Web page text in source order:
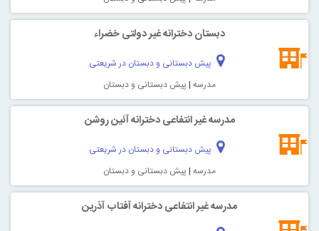
دبستان دخترانه غیر دولتی خضراء
پیش دبستانی و دبستان در شریعتی
مدرسه | پیش دبستانی و دبستان
مدرسه غیر انتفاعی دخترانه آئين روشن
پیش دبستانی و دبستان در شریعتی
مدرسه | پیش دبستانی و دبستان
مدرسه غیر انتفاعی دخترانه آفتاب آذرین